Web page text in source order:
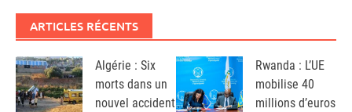
ARTICLES RÉCENTS
Algérie : Six
morts dans un
nouvel accident
Rwanda : L’UE
mobilise 40
millions d’euros